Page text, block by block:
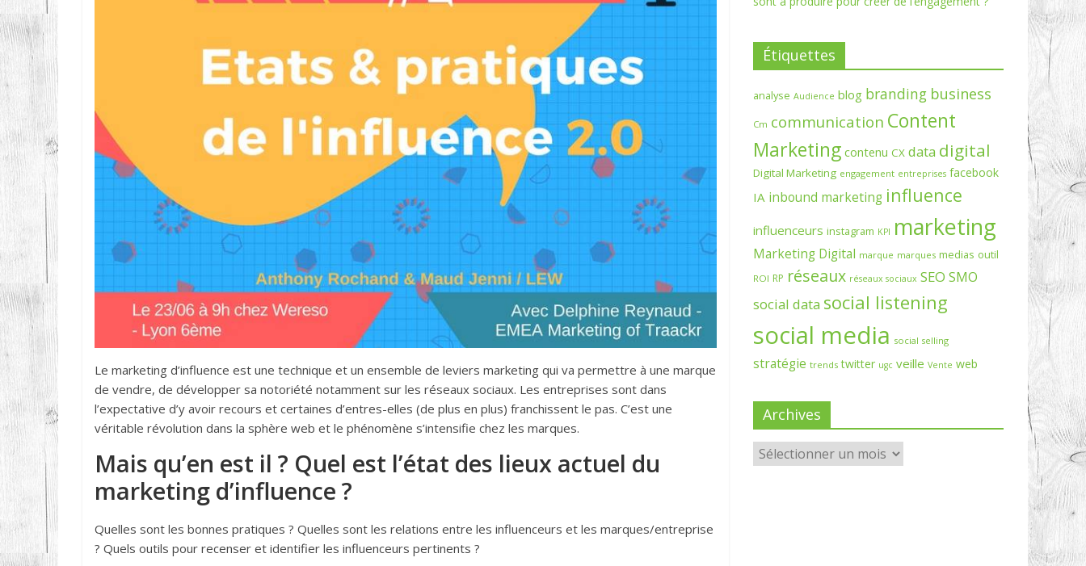
Le marketing d’influence est une technique et un ensemble de leviers marketing qui va permettre à une marque
de vendre, de développer sa notoriété notamment sur les réseaux sociaux. Les entreprises sont dans
l’expectative d’y avoir recours et certaines d’entres-elles (de plus en plus) franchissent le pas. C’est une
véritable révolution dans la sphère web et le phénomène s’intensifie chez les marques.
Mais qu’en est il ? Quel est l’état des lieux actuel du
marketing d’influence ?
Quelles sont les bonnes pratiques ? Quelles sont les relations entre les influenceurs et les marques/entreprise
? Quels outils pour recenser et identifier les influenceurs pertinents ?
Étiquettes
analyse Audience blog branding business
Cm communication Content
Marketing contenu CX data digital
Digital Marketing engagement entreprises facebook
IA inbound marketing influence
influenceurs instagram KPI marketing
Marketing Digital marque marques medias outil
ROI RP réseaux réseaux sociaux SEO SMO
social data social listening
social media social selling
stratégie trends twitter ugc veille Vente web
Archives